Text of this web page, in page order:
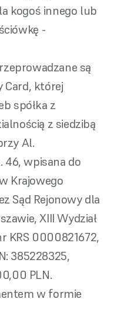
kogoś innego lub
-
są
Card, której
spółka z
z siedzibą
Al.
46, wpisana do
Krajowego
Sąd Rejonowy dla
XIII Wydział
KRS 0000821672,
385228325,
PLN.
w formie